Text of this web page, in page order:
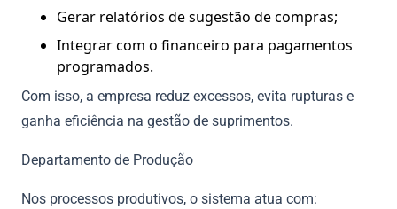
Gerar relatórios de sugestão de compras;
Integrar com o financeiro para pagamentos
programados.
Com isso, a empresa reduz excessos, evita rupturas e
ganha eficiência na gestão de suprimentos.
Departamento de Produção
Nos processos produtivos, o sistema atua com: